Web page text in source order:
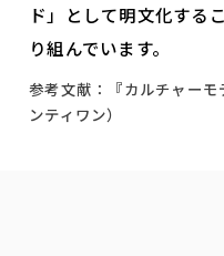
ド」として明文化する
り組んでいます。
参考文献：『カルチャー
ンティワン）